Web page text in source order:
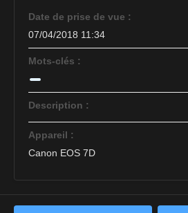
Date de prise de vue :
07/04/2018 11:34
Mots-clés :
Description :
Appareil :
Canon EOS 7D